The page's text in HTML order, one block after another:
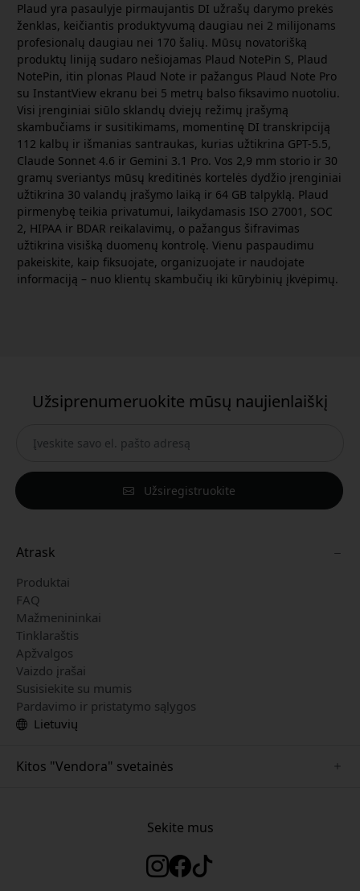
Plaud yra pasaulyje pirmaujantis DI užrašų darymo prekės
ženklas, keičiantis produktyvumą daugiau nei 2 milijonams
profesionalų daugiau nei 170 šalių. Mūsų novatorišką
produktų liniją sudaro nešiojamas Plaud NotePin S, Plaud
NotePin, itin plonas Plaud Note ir pažangus Plaud Note Pro
su InstantView ekranu bei 5 metrų balso fiksavimo nuotoliu.
Visi įrenginiai siūlo sklandų dviejų režimų įrašymą
skambučiams ir susitikimams, momentinę DI transkripciją
112 kalbų ir išmanias santraukas, kurias užtikrina GPT-5.5,
Claude Sonnet 4.6 ir Gemini 3.1 Pro. Vos 2,9 mm storio ir 30
gramų sveriantys mūsų kreditinės kortelės dydžio įrenginiai
užtikrina 30 valandų įrašymo laiką ir 64 GB talpyklą. Plaud
pirmenybę teikia privatumui, laikydamasis ISO 27001, SOC
2, HIPAA ir BDAR reikalavimų, o pažangus šifravimas
užtikrina visišką duomenų kontrolę. Vienu paspaudimu
pakeiskite, kaip fiksuojate, organizuojate ir naudojate
informaciją – nuo klientų skambučių iki kūrybinių įkvėpimų.
Užsiprenumeruokite mūsų naujienlaiškį
Užsiregistruokite
Atrask
Produktai
FAQ
Mažmenininkai
Tinklaraštis
Apžvalgos
Vaizdo įrašai
Susisiekite su mumis
Pardavimo ir pristatymo sąlygos
Lietuvių
Kitos "Vendora" svetainės
Sekite mus